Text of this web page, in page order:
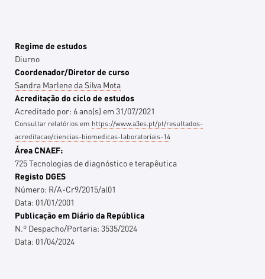
Regime de estudos
Diurno
Coordenador/Diretor de curso
Sandra Marlene da Silva Mota
Acreditação do ciclo de estudos
Acreditado por: 6ano(s) em 31/07/2021
Consultar relatórios em https://www.a3es.pt/pt/resultados-
acreditacao/ciencias-biomedicas-laboratoriais-14
Área CNAEF:
725 Tecnologias de diagnóstico e terapêutica
Registo DGES
Número: R/A-Cr9/2015/al01
Data: 01/01/2001
Publicação em Diário da República
N.º Despacho/Portaria: 3535/2024
Data: 01/04/2024